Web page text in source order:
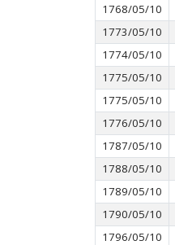
1768/05/10
1773/05/10
1774/05/10
1775/05/10
1775/05/10
1776/05/10
1787/05/10
1788/05/10
1789/05/10
1790/05/10
1796/05/10